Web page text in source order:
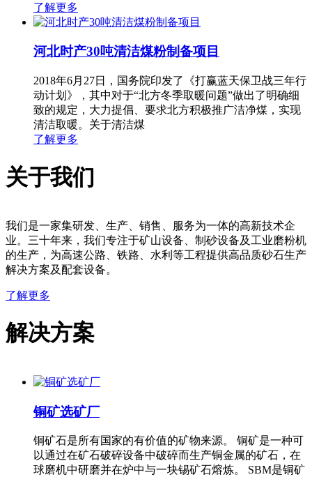
了解更多
河北时产30吨清洁煤粉制备项目
2018年6月27日，国务院印发了《打赢蓝天保卫战三年行
动计划》，其中对于“北方冬季取暖问题”做出了明确细
致的规定，大力提倡、要求北方积极推广洁净煤，实现
清洁取暖。关于清洁煤
了解更多
关于我们
我们是一家集研发、生产、销售、服务为一体的高新技术企
业。三十年来，我们专注于矿山设备、制砂设备及工业磨粉机
的生产，为高速公路、铁路、水利等工程提供高品质砂石生产
解决方案及配套设备。
了解更多
解决方案
铜矿选矿厂
铜矿石是所有国家的有价值的矿物来源。 铜矿是一种可
以通过在矿石破碎设备中破碎而生产铜金属的矿石，在
球磨机中研磨并在炉中与一块锡矿石熔炼。 SBM是铜矿